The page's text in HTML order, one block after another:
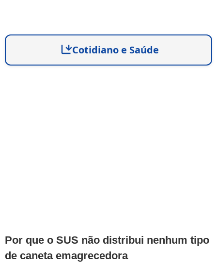
Cotidiano e Saúde
Por que o SUS não distribui nenhum tipo
de caneta emagrecedora